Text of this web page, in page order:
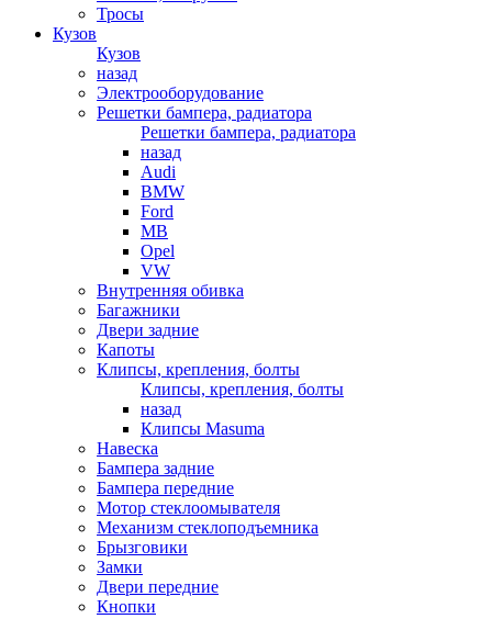
Тросы
Кузов
Кузов
назад
Электрооборудование
Решетки бампера, радиатора
Решетки бампера, радиатора
назад
Audi
BMW
Ford
MB
Opel
VW
Внутренняя обивка
Багажники
Двери задние
Капоты
Клипсы, крепления, болты
Клипсы, крепления, болты
назад
Клипсы Masuma
Навеска
Бампера задние
Бампера передние
Мотор стеклоомывателя
Механизм стеклоподъемника
Брызговики
Замки
Двери передние
Кнопки